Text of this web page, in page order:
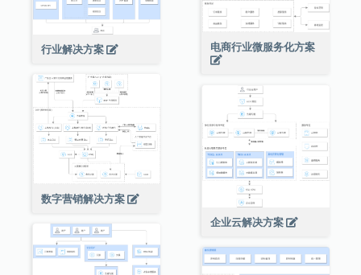
行业解决方案 电商行业微服务化方案
数字营销解决方案
企业云解决方案